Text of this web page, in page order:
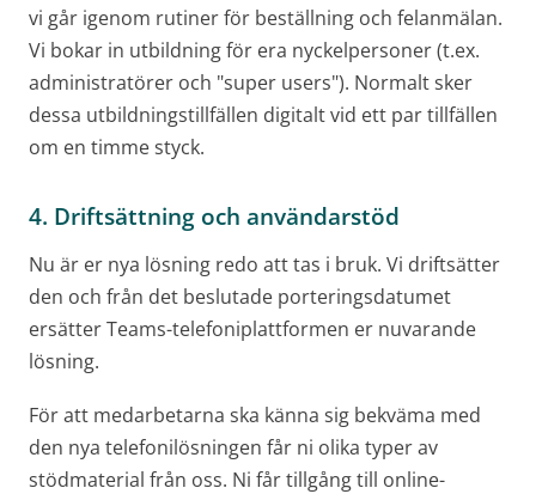
vi går igenom rutiner för beställning och felanmälan.
Vi bokar in utbildning för era nyckelpersoner (t.ex.
administratörer och "super users"). Normalt sker
dessa utbildningstillfällen digitalt vid ett par tillfällen
om en timme styck.
4. Driftsättning och användarstöd
Nu är er nya lösning redo att tas i bruk. Vi driftsätter
den och från det beslutade porteringsdatumet
ersätter Teams-telefoniplattformen er nuvarande
lösning.
För att medarbetarna ska känna sig bekväma med
den nya telefonilösningen får ni olika typer av
stödmaterial från oss. Ni får tillgång till online-